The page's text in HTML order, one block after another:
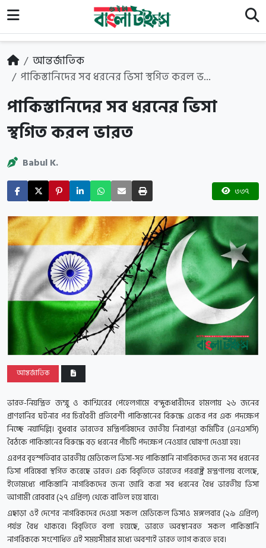
আন্তর্জাতিক
পাকিস্তানিদের সব ধরনের ভিসা স্থগিত করল ভ...
পাকিস্তানিদের সব ধরনের ভিসা
স্থগিত করল ভারত
Babul K.
৩৩৭
আন্তর্জাতিক
ভারত-নিয়ন্ত্রিত জম্মু ও কাশ্মিরের পেহেলগামে বন্দুকধারীদের হামলায় ২৬ জনের
প্রাণহানির ঘটনার পর চিরবৈরী প্রতিবেশী পাকিস্তানের বিরুদ্ধে একের পর এক পদক্ষেপ
নিচ্ছে নয়াদিল্লি। বুধবার ভারতের মন্ত্রিপরিষদের জাতীয় নিরাপত্তা কমিটির (এনএসসি)
বৈঠকে পাকিস্তানের বিরুদ্ধে বড় ধরনের পাঁচটি পদক্ষেপ নেওয়ার ঘোষণা দেওয়া হয়।
এরপর বৃহস্পতিবার ভারতীয় মেডিকেল ভিসা-সহ পাকিস্তানি নাগরিকদের জন্য সব ধরনের
ভিসা পরিষেবা স্থগিত করেছে ভারত। এক বিবৃতিতে ভারতের পররাষ্ট্র মন্ত্রণালয় বলেছে,
ইতোমধ্যে পাকিস্তানি নাগরিকদের জন্য জারি করা সব ধরনের বৈধ ভারতীয় ভিসা
আগামী রোববার (২৭ এপ্রিল) থেকে বাতিল হয়ে যাবে।
এছাড়া ওই দেশের নাগরিকদের দেওয়া সকল মেডিকেল ভিসাও মঙ্গলবার (২৯ এপ্রিল)
পর্যন্ত বৈধ থাকবে। বিবৃতিতে বলা হয়েছে, ভারতে অবস্থানরত সকল পাকিস্তানি
নাগরিককে সংশোধিত এই সময়সীমার মধ্যে অবশ্যই ভারত ত্যাগ করতে হবে।